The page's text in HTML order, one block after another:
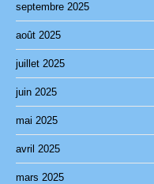
septembre 2025
août 2025
juillet 2025
juin 2025
mai 2025
avril 2025
mars 2025